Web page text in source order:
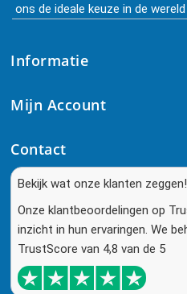
ons de ideale keuze in de
Informatie
Mijn Account
Contact
Bekijk wat onze klanten zeggen!
Onze klantbeoordelingen op
inzicht in hun ervaringen. We
TrustScore van 4,8 van de 5